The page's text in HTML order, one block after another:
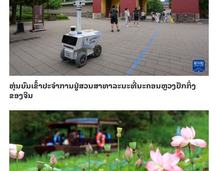
​ຫຸ່ນ​ຍົນ​ເຂົ້າ​ປະ​ຈຳ​ການ​ຢູ່​ສວນ​ສາ​ທາ​ລະ​ນະ​ທີ່​ນະ​ຄອນຫຼວງ​ປັກ​ກິ່ງ​
ຂອງ​ຈີນ